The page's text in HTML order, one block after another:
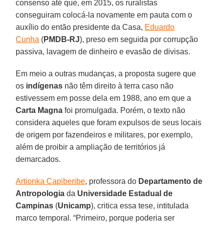
consenso até que, em 2015, os ruralistas
conseguiram colocá-la novamente em pauta com o
auxílio do então presidente da Casa, Eduardo
Cunha (PMDB-RJ), preso em seguida por corrupção
passiva, lavagem de dinheiro e evasão de divisas.
Em meio a outras mudanças, a proposta sugere que
os indígenas não têm direito à terra caso não
estivessem em posse dela em 1988, ano em que a
Carta Magna foi promulgada. Porém, o texto não
considera aqueles que foram expulsos de seus locais
de origem por fazendeiros e militares, por exemplo,
além de proibir a ampliação de territórios já
demarcados.
Artionka Capiberibe, professora do Departamento de
Antropologia da Universidade Estadual de
Campinas (Unicamp), critica essa tese, intitulada
marco temporal. “Primeiro, porque poderia ser